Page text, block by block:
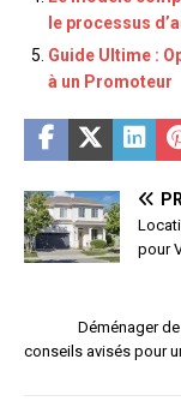
le processus
Guide Ultime :
à un Promoteur
pour
Déménager
conseils avisés pour